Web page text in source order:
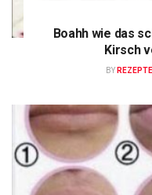
Boahh wie das
Kirsch
BY